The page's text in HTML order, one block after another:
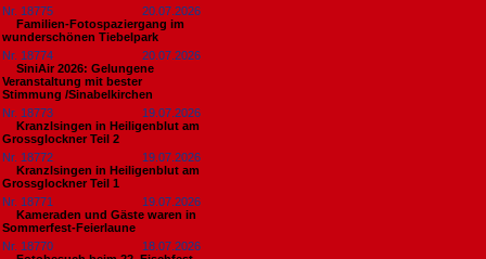
Nr. 18775
20.07.2026
Familien-Fotospaziergang im
wunderschönen Tiebelpark
Nr. 18774
20.07.2026
SiniAir 2026: Gelungene
Veranstaltung mit bester
Stimmung /Sinabelkirchen
Nr. 18773
19.07.2026
Kranzlsingen in Heiligenblut am
Grossglockner Teil 2
Nr. 18772
19.07.2026
Kranzlsingen in Heiligenblut am
Grossglockner Teil 1
Nr. 18771
19.07.2026
Kameraden und Gäste waren in
Sommerfest-Feierlaune
Nr. 18770
18.07.2026